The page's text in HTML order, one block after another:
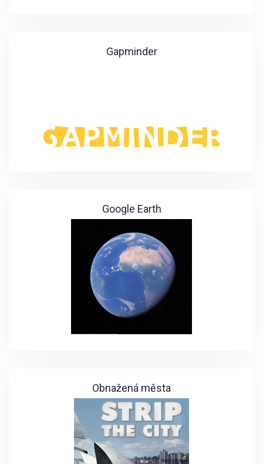
Gapminder
Google Earth
Obnažená města